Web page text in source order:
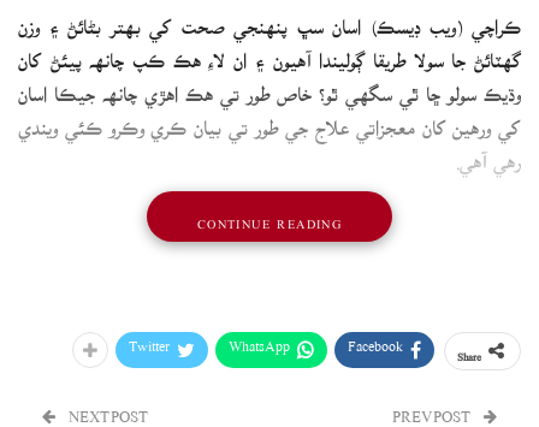
ڪراچي (ويب ڊيسڪ) اسان سڀ پنهنجي صحت کي بهتر بڻائڻ ۽ وزن
گهٽائڻ جا سولا طريقا ڳوليندا آهيون ۽ ان لاءِ هڪ ڪپ چانهه پيئڻ کان
وڌيڪ سولو ڇا ٿي سگهي ٿو؟ خاص طور تي هڪ اهڙي چانهه جيڪا اسان
کي ورهين کان معجزاتي علاج جي طور تي بيان ڪري وڪرو ڪئي ويندي
رهي آهي.
ٻوٽن ۽ ٻين شين تي ٻڌل شين جيئن سائي چانهه، ڪينسر، دل ۽ ميٽابولڪ
مسئلن کي روڪڻ، سوڄ مخالف خاصيتن ۽ گهڻو ڪجهه ڪرڻ جون
ويندڙ شئي آهي ۽ تازو وزن ۾ لاٿ لاءِ ان جي استعمال جي مقبوليت وڌي
Facebook
WhatsApp
Twitter
NEXT POST